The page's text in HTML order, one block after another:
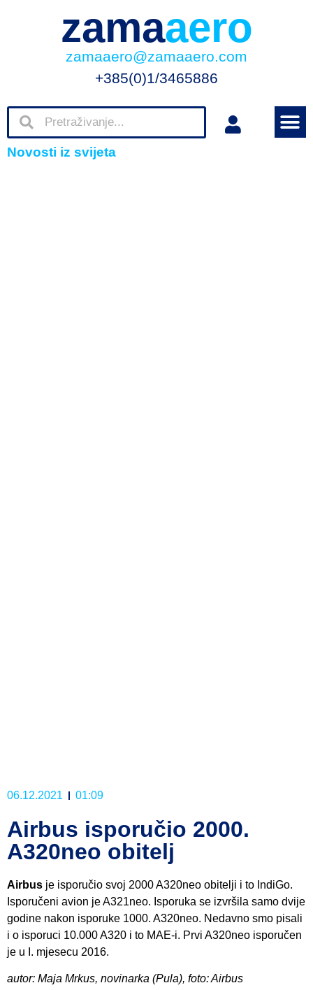
zamaaero
zamaaero@zamaaero.com
+385(0)1/3465886
Novosti iz svijeta
06.12.2021 01:09
Airbus isporučio 2000.
A320neo obitelj
Airbus je isporučio svoj 2000 A320neo obitelji i to IndiGo.
Isporučeni avion je A321neo. Isporuka se izvršila samo dvije
godine nakon isporuke 1000. A320neo. Nedavno smo pisali
i o isporuci 10.000 A320 i to MAE-i. Prvi A320neo isporučen
je u I. mjesecu 2016.
autor: Maja Mrkus, novinarka (Pula), foto: Airbus